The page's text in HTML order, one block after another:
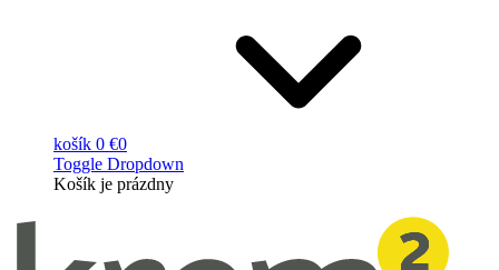
košík 0 €0
Toggle Dropdown
Košík je prázdny